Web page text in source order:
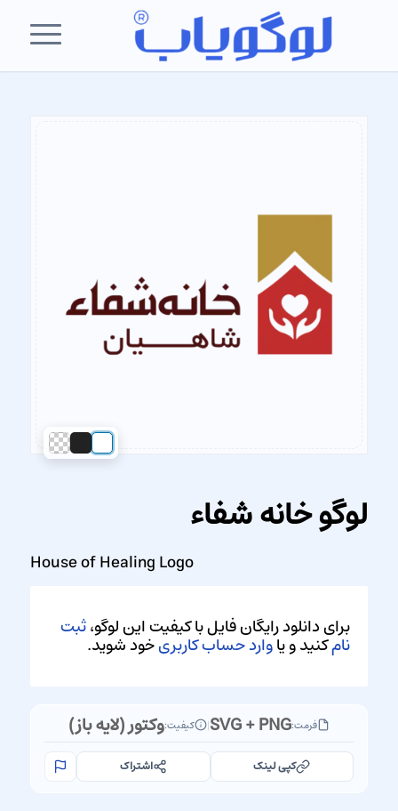
لوگو خانه شفاء
House of Healing Logo
برای دانلود رایگان فایل با کیفیت این لوگو،ثبت
نامکنید و یاوارد حساب کاربریخود شوید.
فرمت:SVG + PNG
| کیفیت:وکتور (لایه باز)
کپی لینک اشتراک